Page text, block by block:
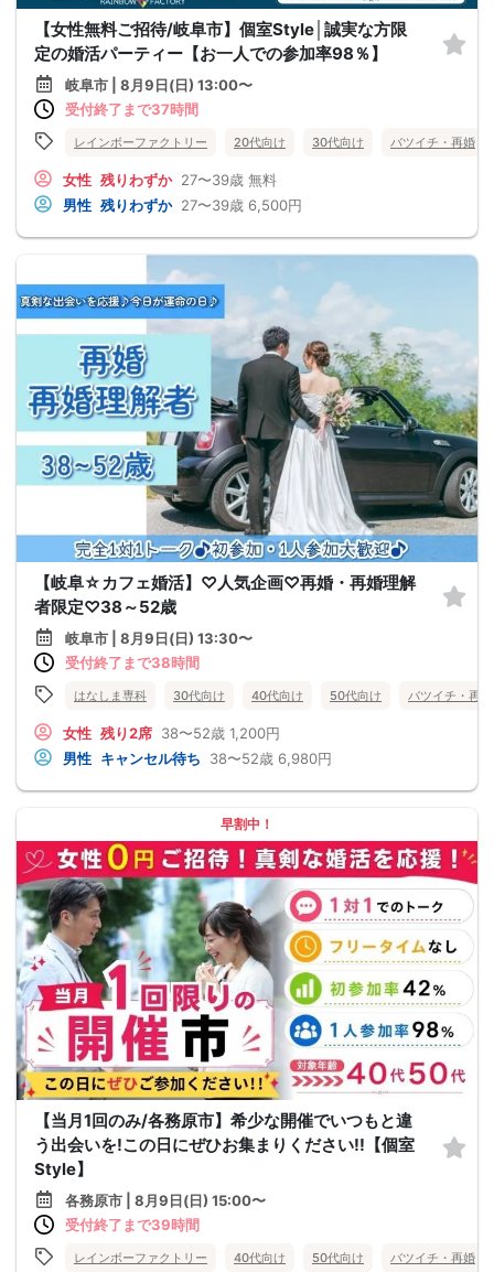
【女性無料ご招待/岐阜市】個室Style│誠実な方限
定の婚活パーティー【お一人での参加率98％】
岐阜市 | 8月9日(日) 13:00〜
受付終了まで37時間
レインボーファクトリー 20代向け 30代向け バツイチ・再婚
女性 残りわずか 27〜39歳 無料
男性 残りわずか 27〜39歳 6,500円
【岐阜☆カフェ婚活】♡人気企画♡再婚・再婚理解
者限定♡38～52歳
岐阜市 | 8月9日(日) 13:30〜
受付終了まで38時間
はなしま専科 30代向け 40代向け 50代向け バツイチ・再婚
女性 残り2席 38〜52歳 1,200円
男性 キャンセル待ち 38〜52歳 6,980円
早割中！
【当月1回のみ/各務原市】希少な開催でいつもと違
う出会いを!この日にぜひお集まりください!!【個室
Style】
各務原市 | 8月9日(日) 15:00〜
受付終了まで39時間
レインボーファクトリー 40代向け 50代向け バツイチ・再婚